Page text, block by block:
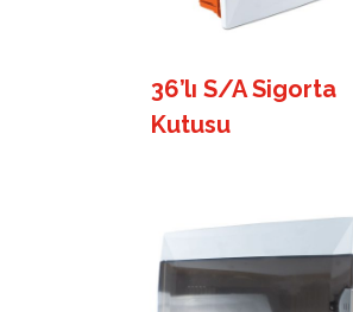
36’lı S/A Sigorta
Kutusu